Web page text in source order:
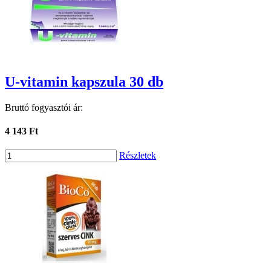
U-vitamin kapszula 30 db
Bruttó fogyasztói ár:
4 143 Ft
Részletek